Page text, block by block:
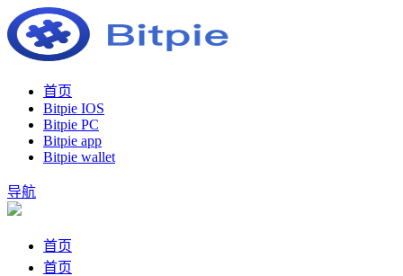
首页
Bitpie IOS
Bitpie PC
Bitpie app
Bitpie wallet
导航
首页
首页